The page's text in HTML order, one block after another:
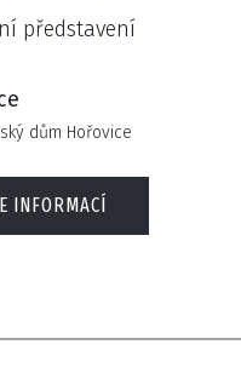
představení
dům Hořovice
INFORMACÍ